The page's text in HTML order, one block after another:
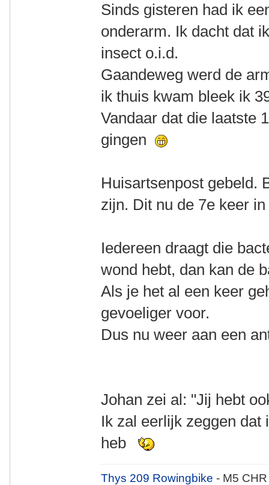
Sinds gisteren had ik
onderarm. Ik dacht dat
insect o.i.d.
Gaandeweg werd de
ik thuis kwam bleek ik
Vandaar dat die laatste
gingen
Huisartsenpost gebeld.
zijn. Dit nu de 7e keer
Iedereen draagt die
wond hebt, dan kan de
Als je het al een keer
gevoeliger voor.
Dus nu weer aan een
Johan zei al: "Jij hebt
Ik zal eerlijk zeggen
heb
Thys 209 Rowingbike- M5